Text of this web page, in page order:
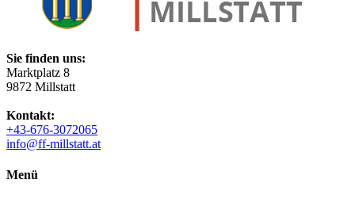
Sie finden uns:
Marktplatz 8
9872 Millstatt
Kontakt:
+43-676-3072065
info@ff-millstatt.at
Menü